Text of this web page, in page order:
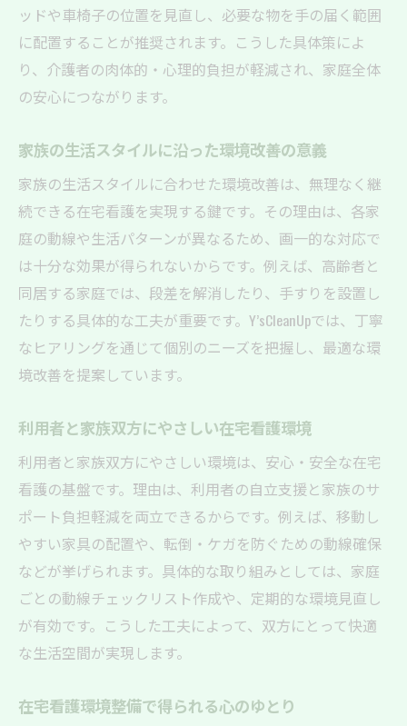
ッドや車椅子の位置を見直し、必要な物を手の届く範囲
に配置することが推奨されます。こうした具体策によ
り、介護者の肉体的・心理的負担が軽減され、家庭全体
の安心につながります。
家族の生活スタイルに沿った環境改善の意義
家族の生活スタイルに合わせた環境改善は、無理なく継
続できる在宅看護を実現する鍵です。その理由は、各家
庭の動線や生活パターンが異なるため、画一的な対応で
は十分な効果が得られないからです。例えば、高齢者と
同居する家庭では、段差を解消したり、手すりを設置し
たりする具体的な工夫が重要です。Y’sCleanUpでは、丁寧
なヒアリングを通じて個別のニーズを把握し、最適な環
境改善を提案しています。
利用者と家族双方にやさしい在宅看護環境
利用者と家族双方にやさしい環境は、安心・安全な在宅
看護の基盤です。理由は、利用者の自立支援と家族のサ
ポート負担軽減を両立できるからです。例えば、移動し
やすい家具の配置や、転倒・ケガを防ぐための動線確保
などが挙げられます。具体的な取り組みとしては、家庭
ごとの動線チェックリスト作成や、定期的な環境見直し
が有効です。こうした工夫によって、双方にとって快適
な生活空間が実現します。
在宅看護環境整備で得られる心のゆとり